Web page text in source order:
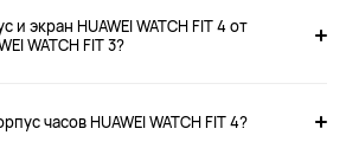
экран HUAWEI WATCH FIT 4 от
WATCH FIT 3?
часов HUAWEI WATCH FIT 4?